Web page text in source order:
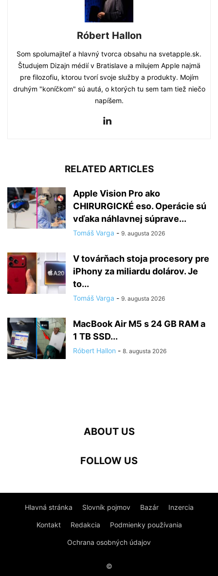
Róbert Hallon
Som spolumajiteľ a hlavný tvorca obsahu na svetapple.sk.
Študujem Dizajn médií v Bratislave a milujem Apple najmä
pre filozofiu, ktorou tvorí svoje služby a produkty. Mojím
druhým "koníčkom" sú autá, o ktorých tu sem tam tiež niečo
napíšem.
RELATED ARTICLES
Apple Vision Pro ako
CHIRURGICKÉ eso. Operácie sú
vďaka náhlavnej súprave...
Tomáš Varga - 9. augusta 2026
V továrňach stoja procesory pre
iPhony za miliardu dolárov. Je
to...
Tomáš Varga - 9. augusta 2026
MacBook Air M5 s 24 GB RAM a
1 TB SSD...
Róbert Hallon - 8. augusta 2026
ABOUT US
FOLLOW US
Hlavná stránka Slovník pojmov Bazár Inzercia
Kontakt Redakcia Podmienky používania
Ochrana osobných údajov
©